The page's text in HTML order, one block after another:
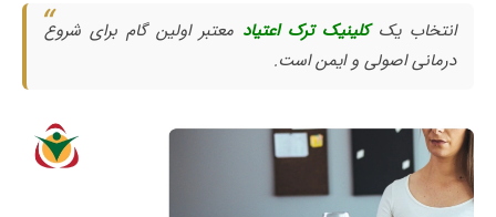
انتخاب یککلینیک ترک اعتیاد معتبر اولین گام برای شروع
درمانی اصولی و ایمن است.